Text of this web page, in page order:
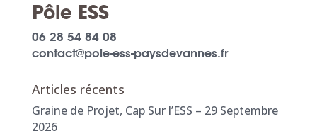
Pôle ESS
06 28 54 84 08
contact@pole-ess-paysdevannes.fr
Articles récents
Graine de Projet, Cap Sur l’ESS – 29 Septembre
2026